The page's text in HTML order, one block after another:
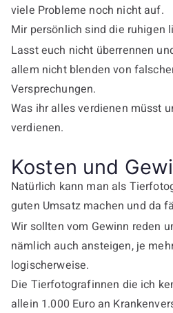
viele Probleme noch nicht auf.
Mir persönlich sind die ruhigen
Lasst euch nicht überrennen
allem nicht blenden von
Versprechungen.
Was ihr alles verdienen müsst
verdienen.
Kosten und
Natürlich kann man als
guten Umsatz machen und da
Wir sollten vom Gewinn reden
nämlich auch ansteigen, je
logischerweise.
Die Tierfotografinnen die ich
allein 1.000 Euro an